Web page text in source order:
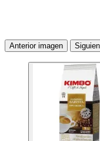
Anterior imagen